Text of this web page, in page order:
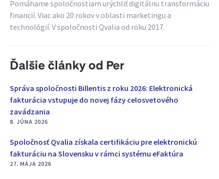
Pomáhame spoločnostiam urýchliť digitálnu transformáciu
financií. Viac ako 20 rokov v oblasti marketingu a
technológií. V spoločnosti Qvalia od roku 2017.
Ďalšie články od Per
Správa spoločnosti Billentis z roku 2026: Elektronická
fakturácia vstupuje do novej fázy celosvetového
zavádzania
8. JÚNA 2026
Spoločnosť Qvalia získala certifikáciu pre elektronickú
fakturáciu na Slovensku v rámci systému eFaktúra
27. MÁJA 2026